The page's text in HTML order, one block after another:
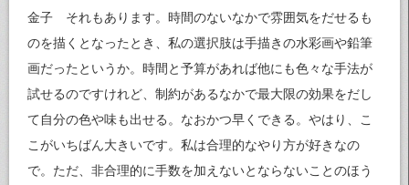
金子 それもあります。時間のないなかで雰囲気をだせるも
のを描くとなったとき、私の選択肢は手描きの水彩画や鉛筆
画だったというか。時間と予算があれば他にも色々な手法が
試せるのですけれど、制約があるなかで最大限の効果をだし
て自分の色や味も出せる。なおかつ早くできる。やはり、こ
こがいちばん大きいです。私は合理的なやり方が好きなの
で。ただ、非合理的に手数を加えないとならないことのほう